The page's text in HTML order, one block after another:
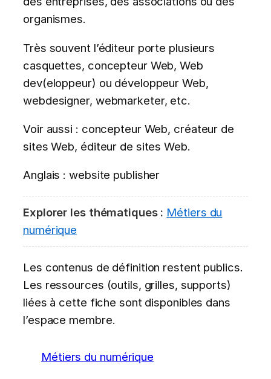
organismes.
Très souvent l’éditeur porte plusieurs
casquettes, concepteur Web, Web
dev(eloppeur) ou développeur Web,
webdesigner, webmarketer, etc.
Voir aussi : concepteur Web, créateur de
sites Web, éditeur de sites Web.
Anglais : website publisher
Explorer les thématiques : Métiers du
numérique
Les contenus de définition restent publics.
Les ressources (outils, grilles, supports)
liées à cette fiche sont disponibles dans
l’espace membre.
Métiers du numérique